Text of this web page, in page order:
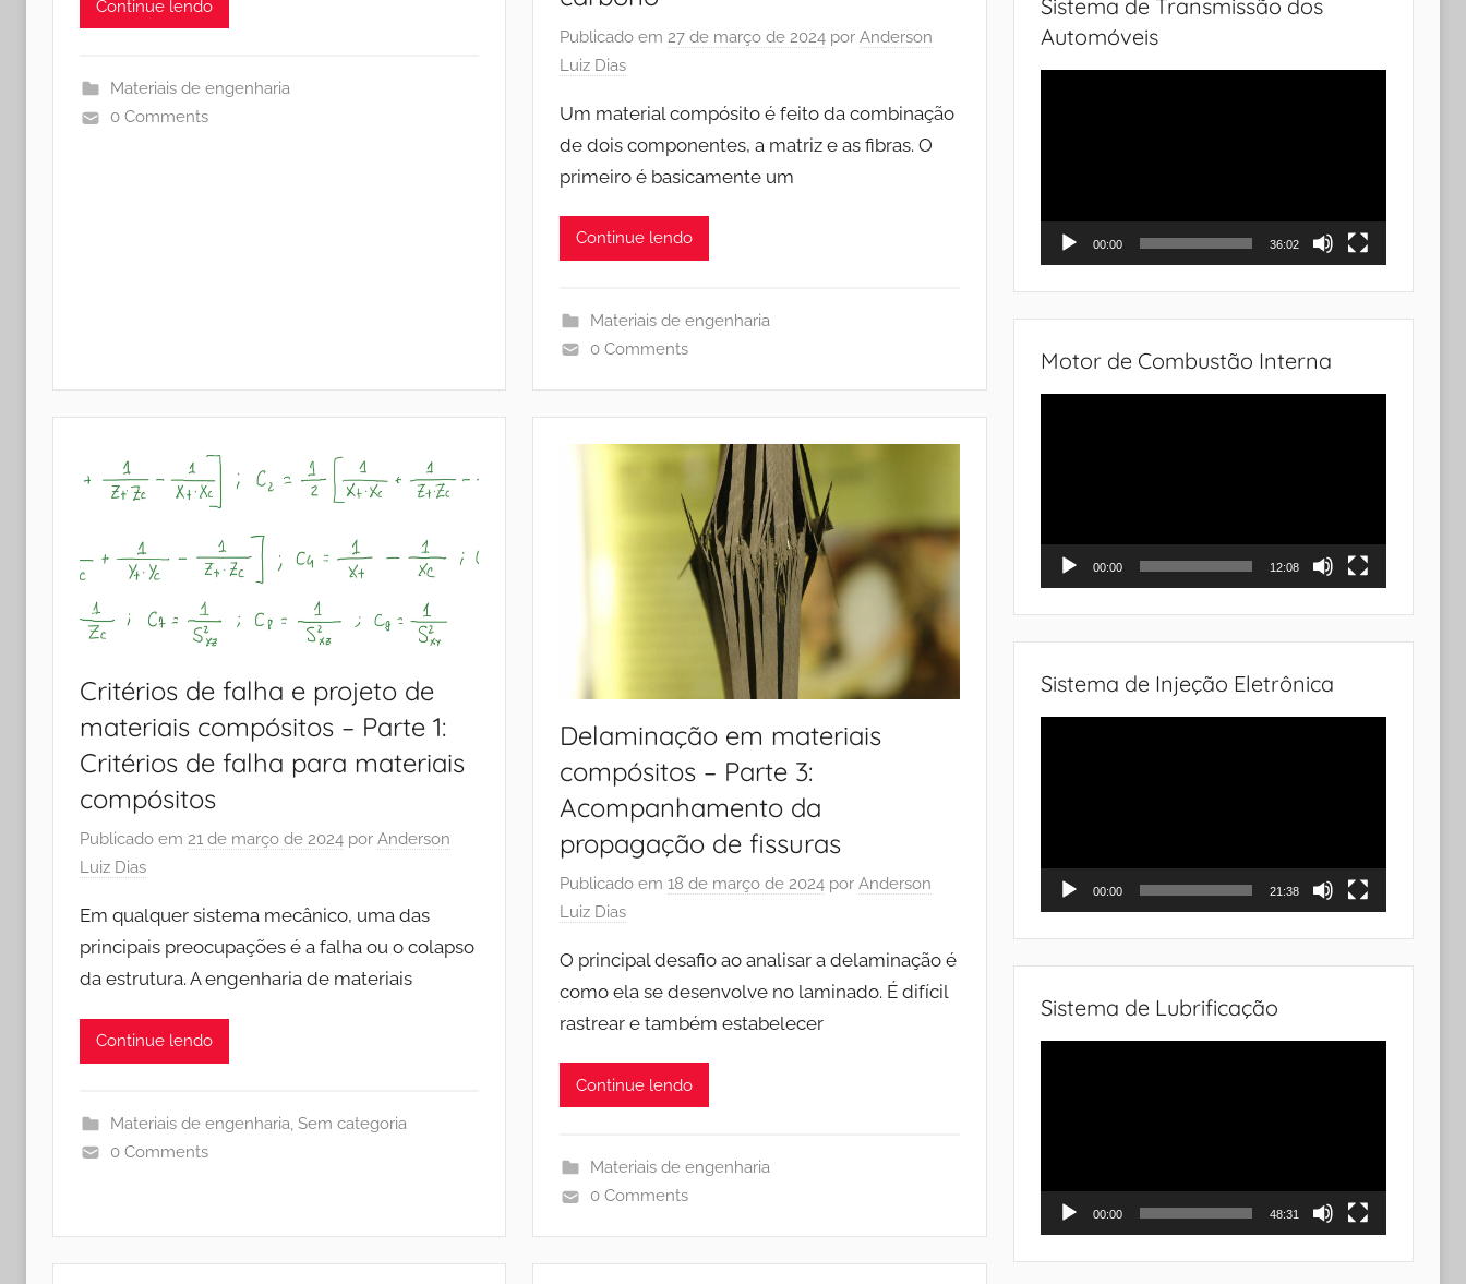
Continue lendo
Materiais de engenharia
0 Comments
Publicado em27 de março de 2024 porAnderson
Luiz Dias
Um material compósito é feito da combinação
de dois componentes, a matriz e as fibras. O
primeiro é basicamente um
Continue lendo
Materiais de engenharia
0 Comments
Critérios de falha e projeto de
materiais compósitos – Parte 1:
Critérios de falha para materiais
compósitos
Publicado em 21 de março de 2024 por Anderson
Luiz Dias
Em qualquer sistema mecânico, uma das
principais preocupações é a falha ou o colapso
da estrutura. A engenharia de materiais
Continue lendo
Materiais de engenharia, Sem categoria
0 Comments
Delaminação em materiais
compósitos – Parte 3:
Acompanhamento da
propagação de fissuras
Publicado em18 de março de 2024 porAnderson
Luiz Dias
O principal desafio ao analisar a delaminação é
como ela se desenvolve no laminado. É difícil
rastrear e também estabelecer
Continue lendo
Materiais de engenharia
0 Comments
Sistema de Transmissão dos
Automóveis
00:00 36:02
Motor de Combustão Interna
00:00 12:08
Sistema de Injeção Eletrônica
00:00 21:38
Sistema de Lubrificação
00:00 48:31